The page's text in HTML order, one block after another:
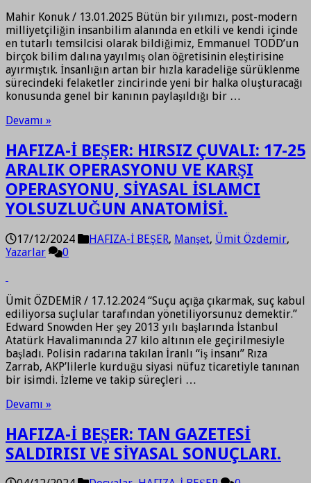
Mahir Konuk / 13.01.2025 Bütün bir yılımızı, post-modern
milliyetçiliğin insanbilim alanında en etkili ve kendi içinde
en tutarlı temsilcisi olarak bildiğimiz, Emmanuel TODD’un
birçok bilim dalına yayılmış olan öğretisinin eleştirisine
ayırmıştık. İnsanlığın artan bir hızla karadeliğe sürüklenme
sürecindeki felaketler zincirinde yeni bir halka oluşturacağı
konusunda genel bir kanının paylaşıldığı bir …
Devamı »
HAFIZA-İ BEŞER: HIRSIZ ÇUVALI: 17-25
ARALIK OPERASYONU VE KARŞI
OPERASYONU, SİYASAL İSLAMCI
YOLSUZLUĞUN ANATOMİSİ.
17/12/2024 HAFIZA-İ BEŞER, Manşet, Ümit Özdemir,
Yazarlar
0
Ümit ÖZDEMİR / 17.12.2024 “Suçu açığa çıkarmak, suç kabul
ediliyorsa suçlular tarafından yönetiliyorsunuz demektir.”
Edward Snowden Her şey 2013 yılı başlarında İstanbul
Atatürk Havalimanında 27 kilo altının ele geçirilmesiyle
başladı. Polisin radarına takılan İranlı “iş insanı” Rıza
Zarrab, AKP’lilerle kurduğu siyasi nüfuz ticaretiyle tanınan
bir isimdi. İzleme ve takip süreçleri …
Devamı »
HAFIZA-İ BEŞER: TAN GAZETESİ
SALDIRISI VE SİYASAL SONUÇLARI.